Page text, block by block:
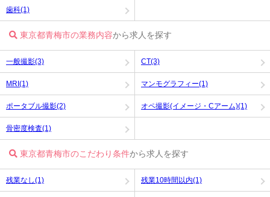
歯科(1)
東京都青梅市の業務内容から求人を探す
一般撮影(3) CT(3)
MRI(1) マンモグラフィー(1)
ポータブル撮影(2) オペ撮影(イメージ・Cアーム)(1)
骨密度検査(1)
東京都青梅市のこだわり条件から求人を探す
残業なし(1) 残業10時間以内(1)